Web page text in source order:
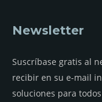
Newsletter
Suscríbase gratis al
recibir en su e-mail
soluciones para